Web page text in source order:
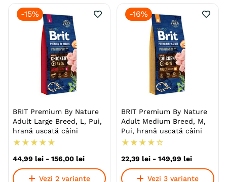
-15%
BRIT Premium By Nature
Adult Large Breed, L, Pui,
hrană uscată câini
★ ★ ★ ★ ★
44,99 lei - 156,00 lei
Vezi 2 variante
-16%
BRIT Premium By Nature
Adult Medium Breed, M,
Pui, hrană uscată câini
★ ★ ★ ★ ☆
22,39 lei - 149,99 lei
Vezi 3 variante